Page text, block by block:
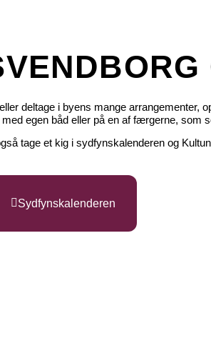
deltage i byens mange arrangementer,
egen båd eller på en af færgerne, som
tage et kig i sydfynskalenderen og
Sydfynskalenderen